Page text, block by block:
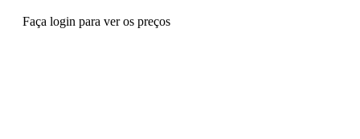
Faça login para ver os preços